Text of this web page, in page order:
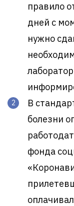
правило
дней с
нужно
В
болезни
фонда